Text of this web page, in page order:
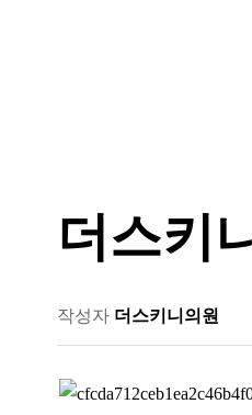
더스키
작성자 더스키니의원